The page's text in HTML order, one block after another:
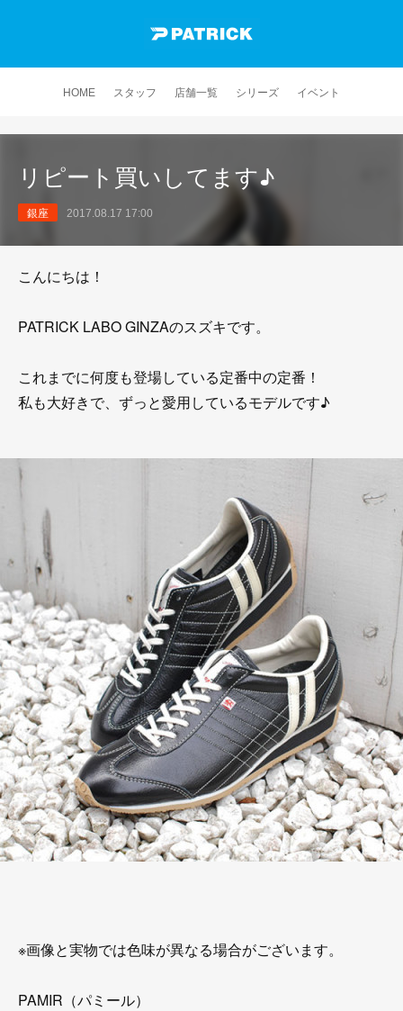
HOME スタッフ 店舗一覧 シリーズ イベント
リピート買いしてます♪
銀座 2017.08.17 17:00
こんにちは！
PATRICK LABO GINZAのスズキです。
これまでに何度も登場している定番中の定番！
私も大好きで、ずっと愛用しているモデルです♪
※画像と実物では色味が異なる場合がございます。
PAMIR（パミール）